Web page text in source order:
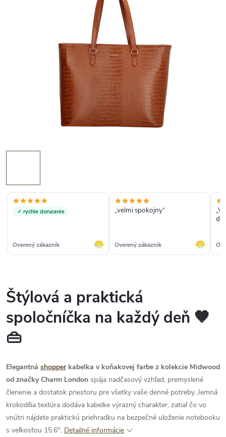
✓ rychle dorucenie
Overený zákazník
„velmi spokojny“
Overený zákazník
Štýlová a praktická
spoločníčka na každý deň 🤎
👜
Elegantná shopperkabelka v koňakovej farbe z kolekcie Midwood
od značky Charm London spája nadčasový vzhľad, premyslené
členenie a dostatok priestoru pre všetky vaše denné potreby. Jemná
krokodília textúra dodáva kabelke výrazný charakter, zatiaľ čo vo
vnútri nájdete praktickú priehradku na bezpečné uloženie notebooku
s veľkosťou 15.6". Detailné informácie